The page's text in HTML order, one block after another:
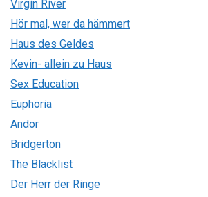
Virgin River
Hör mal, wer da hämmert
Haus des Geldes
Kevin- allein zu Haus
Sex Education
Euphoria
Andor
Bridgerton
The Blacklist
Der Herr der Ringe